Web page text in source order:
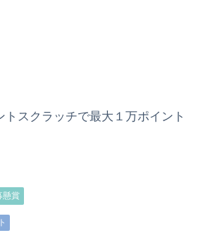
トスクラッチで最大１万ポイント
懸賞